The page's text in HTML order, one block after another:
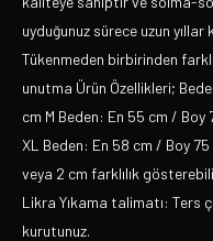
uyduğunuz sürece uzun
Tükenmeden birbirinden
unutma Ürün Özellikleri;
cm M Beden: En 55 cm /
XL Beden: En 58 cm / Boy
veya 2 cm farklılık
Likra Yıkama talimatı: Ters
kurutunuz.